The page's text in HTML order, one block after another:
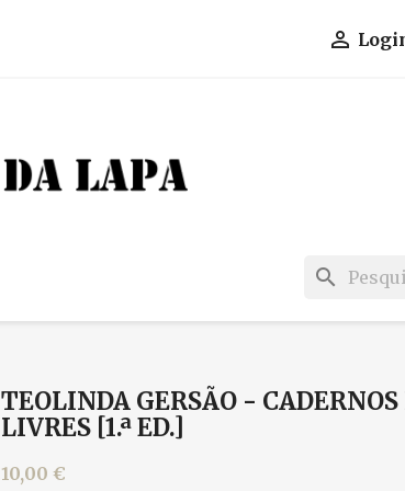

search
TEOLINDA GERSÃO -
LIVRES [1.ª ED.]
10,00 €